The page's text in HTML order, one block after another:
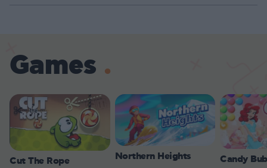
Games
Cut The Rope Northern Heights Candy